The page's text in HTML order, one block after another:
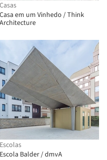
Casas
Casa em um Vinhedo / Think
Architecture
Escolas
Escola Balder / dmvA